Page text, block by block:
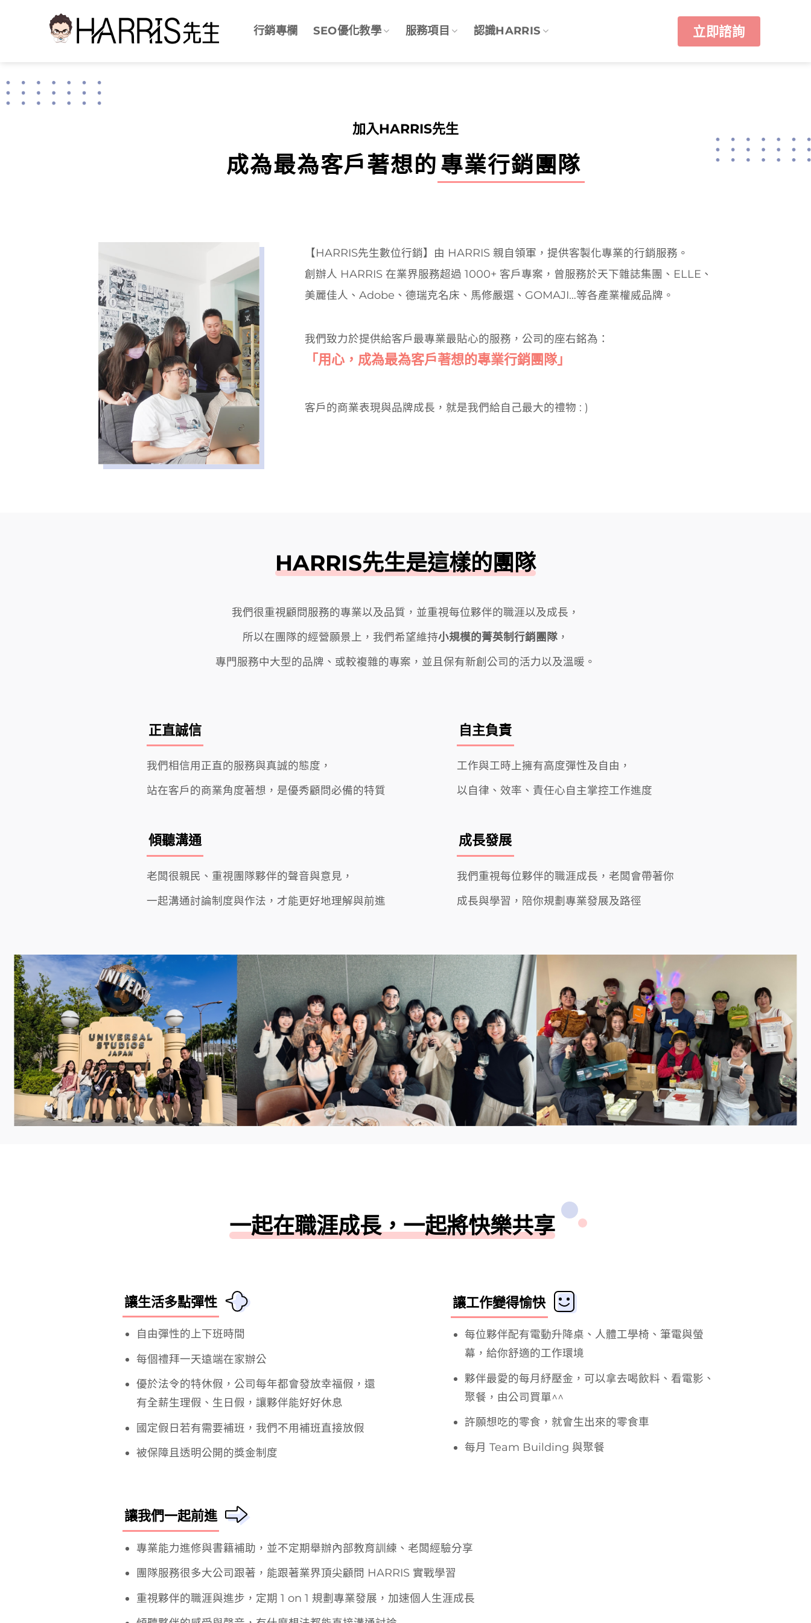
行銷專欄 SEO優化教學 服務項目 認識HARRIS 立即諮詢
加入HARRIS先生
成為最為客戶著想的 專業行銷團隊
【HARRIS先生數位行銷】由 HARRIS 親自領軍，提供客製化專業的行銷服務。
創辦人 HARRIS 在業界服務超過 1000+ 客戶專案，曾服務於天下雜誌集團、ELLE、
美麗佳人、Adobe、德瑞克名床、馬修嚴選、GOMAJI…等各產業權威品牌。
我們致力於提供給客戶最專業最貼心的服務，公司的座右銘為：
「用心，成為最為客戶著想的專業行銷團隊」
客戶的商業表現與品牌成長，就是我們給自己最大的禮物 : )
HARRIS先生是這樣的團隊
我們很重視顧問服務的專業以及品質，並重視每位夥伴的職涯以及成長，
所以在團隊的經營願景上，我們希望維持小規模的菁英制行銷團隊，
專門服務中大型的品牌、或較複雜的專案，並且保有新創公司的活力以及溫暖。
正直誠信
我們相信用正直的服務與真誠的態度，
站在客戶的商業角度著想， 是優秀顧問必備的特質
自主負責
工作與工時上擁有高度彈性及自由，
以自律、效率、責任心自主掌控工作進度
傾聽溝通
老闆很親民、重視團隊夥伴的聲音與意見，
一起溝通討論制度與作法， 才能更好地理解與前進
成長發展
我們重視每位夥伴的職涯成長， 老闆會帶著你
成長與學習， 陪你規劃專業發展及路徑
一起在職涯成長，一起將快樂共享
讓生活多點彈性
自由彈性的上下班時間
每個禮拜一天遠端在家辦公​
優於法令的特休假，公司每年都會發放幸福假，還
有全薪生理假、生日假，讓夥伴能好好休息
國定假日若有需要補班，我們不用補班直接放假
被保障且透明公開的獎金制度
讓工作變得愉快
每位夥伴配有電動升降桌、人體工學椅、筆電與螢
幕，給你舒適的工作環境
夥伴最愛的每月紓壓金，可以拿去喝飲料、看電影、
聚餐，由公司買單^^
許願想吃的零食，就會生出來的零食車
每月 Team Building 與聚餐
讓我們一起前進
專業能力進修與書籍補助，並不定期舉辦內部教育訓練、老闆經驗分享
團隊服務很多大公司跟著，能跟著業界頂尖顧問 HARRIS 實戰學習
重視夥伴的職涯與進步，定期 1 on 1 規劃專業發展，加速個人生涯成長